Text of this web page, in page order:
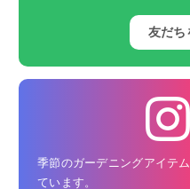
友だち
季節のガーデニングアイテ
ています。